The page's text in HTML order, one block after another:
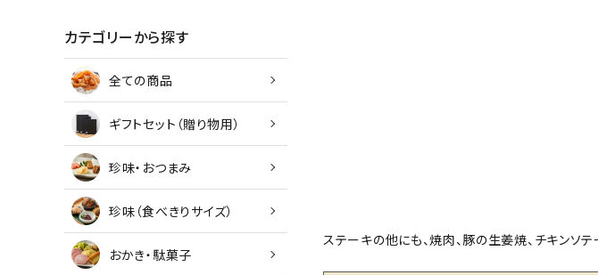
ステーキの他にも、焼肉、豚の生姜焼、チキンソ
カテゴリーから探す
全ての商品
ギフトセット（贈り物用）
珍味・おつまみ
珍味（食べきりサイズ）
おかき・駄菓子